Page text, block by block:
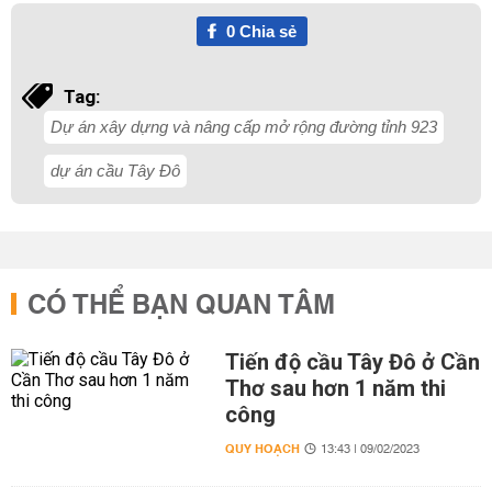
0Chia sẻ
Tag:
Dự án xây dựng và nâng cấp mở rộng đường tỉnh 923
dự án cầu Tây Ðô
CÓ THỂ BẠN QUAN TÂM
Tiến độ cầu Tây Đô ở Cần
Thơ sau hơn 1 năm thi
công
QUY HOẠCH 13:43 | 09/02/2023